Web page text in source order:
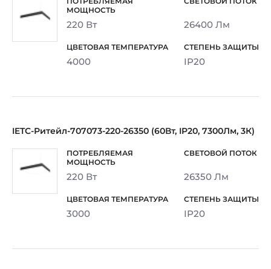
220 Вт 26400 Лм
4000 IP20
IETC-Ритейл-707073-220-26350 (60Вт, IP20, 7300Лм, 3К)
220 Вт 26350 Лм
3000 IP20